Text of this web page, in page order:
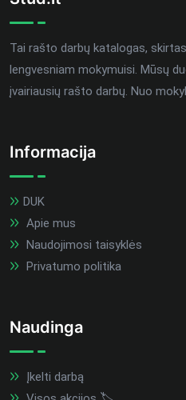
Tai rašto darbų katalogas,
lengvesniam mokymuisi. Mūsų
įvairiausių rašto darbų. Nuo
Informacija
DUK
Apie mus
Naudojimosi taisyklės
Privatumo politika
Naudinga
Įkelti darbą